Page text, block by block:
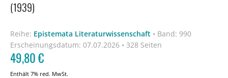
(1939)
Reihe: Epistemata Literaturwissenschaft • Band: 990
Erscheinungsdatum: 07.07.2026 • 328 Seiten
49,80€
Enthält 7% red. MwSt.